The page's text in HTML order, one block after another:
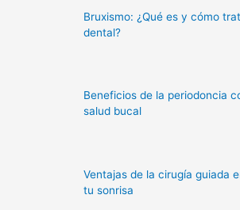
Bruxismo: ¿Qué es y cómo
dental?
Beneficios de la periodoncia
salud bucal
Ventajas de la cirugía guiada
tu sonrisa